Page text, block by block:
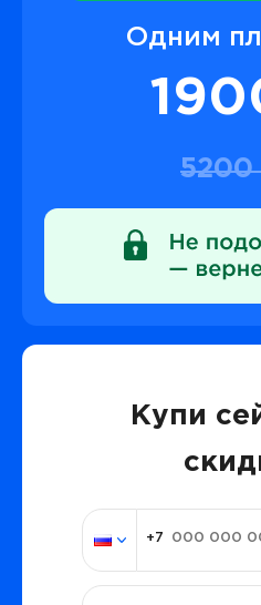
Одним
5200
Купи